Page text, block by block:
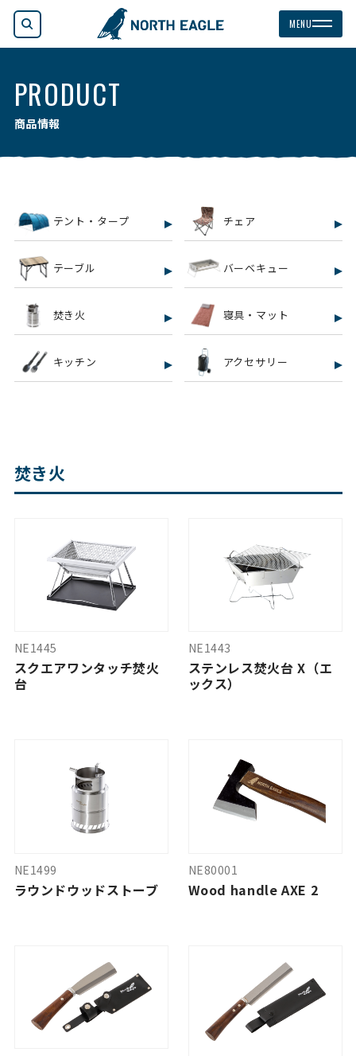
MENU検索
PRODUCT
商品情報
テント・タープ チェア
テーブル バーベキュー
焚き火 寝具・マット
キッチン アクセサリー
焚き火
NE1445
スクエアワンタッチ焚火
台
NE1443
ステンレス焚火台 X（エ
ックス）
NE1499
ラウンドウッドストーブ
NE80001
Wood handle AXE 2